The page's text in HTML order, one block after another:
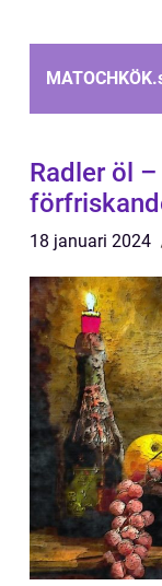
MATOCHKÖK.
Radler öl
18 januari 2024